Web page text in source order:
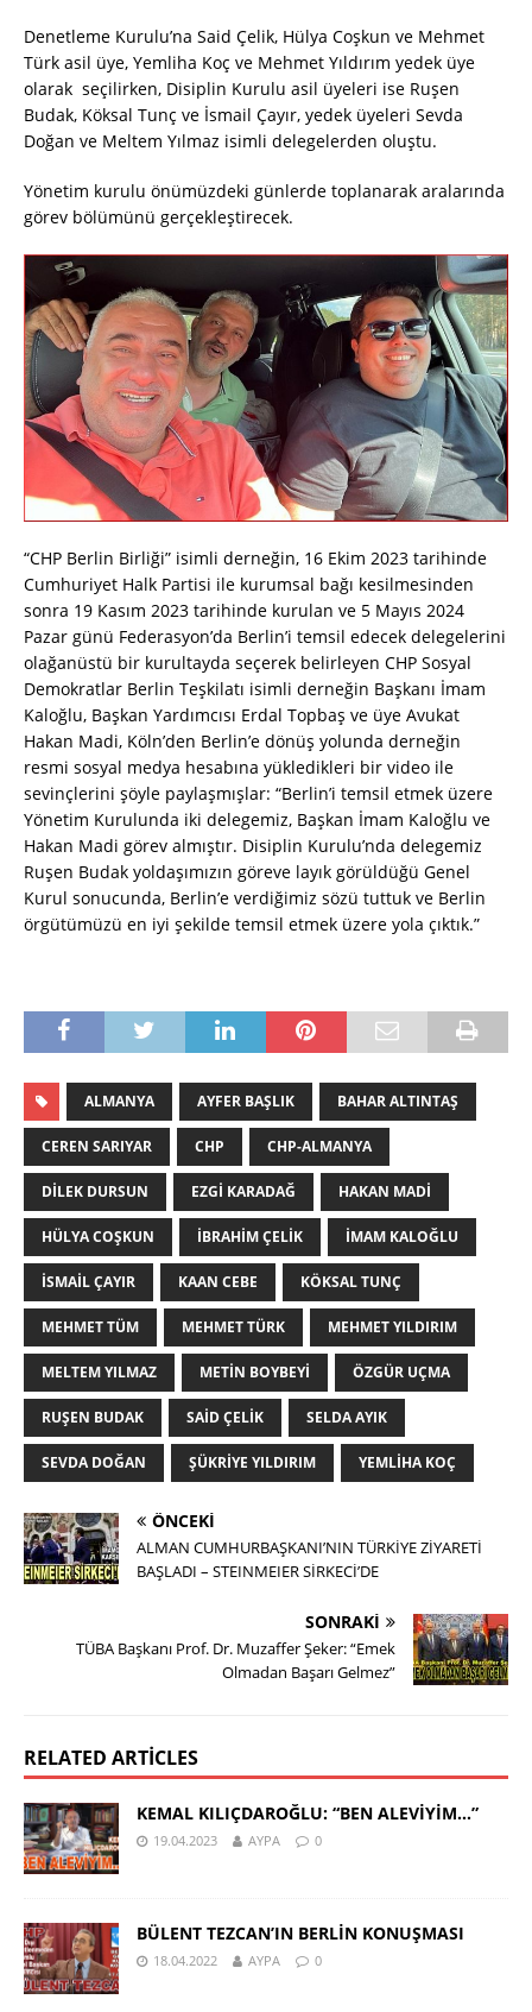
Denetleme Kurulu’na Said Çelik, Hülya Coşkun ve Mehmet
Türk asil üye, Yemliha Koç ve Mehmet Yıldırım yedek üye
olarak seçilirken, Disiplin Kurulu asil üyeleri ise Ruşen
Budak, Köksal Tunç ve İsmail Çayır, yedek üyeleri Sevda
Doğan ve Meltem Yılmaz isimli delegelerden oluştu.
Yönetim kurulu önümüzdeki günlerde toplanarak aralarında
görev bölümünü gerçekleştirecek.
“CHP Berlin Birliği” isimli derneğin, 16 Ekim 2023 tarihinde
Cumhuriyet Halk Partisi ile kurumsal bağı kesilmesinden
sonra 19 Kasım 2023 tarihinde kurulan ve 5 Mayıs 2024
Pazar günü Federasyon’da Berlin’i temsil edecek delegelerini
olağanüstü bir kurultayda seçerek belirleyen CHP Sosyal
Demokratlar Berlin Teşkilatı isimli derneğin Başkanı İmam
Kaloğlu, Başkan Yardımcısı Erdal Topbaş ve üye Avukat
Hakan Madi, Köln’den Berlin’e dönüş yolunda derneğin
resmi sosyal medya hesabına yükledikleri bir video ile
sevinçlerini şöyle paylaşmışlar: “Berlin’i temsil etmek üzere
Yönetim Kurulunda iki delegemiz, Başkan İmam Kaloğlu ve
Hakan Madi görev almıştır. Disiplin Kurulu’nda delegemiz
Ruşen Budak yoldaşımızın göreve layık görüldüğü Genel
Kurul sonucunda, Berlin’e verdiğimiz sözü tuttuk ve Berlin
örgütümüzü en iyi şekilde temsil etmek üzere yola çıktık.”
ALMANYA AYFER BAŞLIK BAHAR ALTINTAŞ
CEREN SARIYAR CHP CHP-ALMANYA
DILEK DURSUN EZGI KARADAĞ HAKAN MADI
HÜLYA COŞKUN İBRAHIM ÇELIK İMAM KALOĞLU
İSMAIL ÇAYIR KAAN CEBE KÖKSAL TUNÇ
MEHMET TÜM MEHMET TÜRK MEHMET YILDIRIM
MELTEM YILMAZ METIN BOYBEYI ÖZGÜR UÇMA
RUŞEN BUDAK SAID ÇELIK SELDA AYIK
SEVDA DOĞAN ŞÜKRIYE YILDIRIM YEMLIHA KOÇ
ÖNCEKI
ALMAN CUMHURBAŞKANI’NIN TÜRKİYE ZİYARETİ
BAŞLADI – STEINMEIER SİRKECİ’DE
SONRAKI
TÜBA Başkanı Prof. Dr. Muzaffer Şeker: “Emek
Olmadan Başarı Gelmez”
RELATED ARTICLES
KEMAL KILIÇDAROĞLU: “BEN ALEVİYİM…”
19.04.2023 AYPA 0
BÜLENT TEZCAN’IN BERLİN KONUŞMASI
18.04.2022 AYPA 0